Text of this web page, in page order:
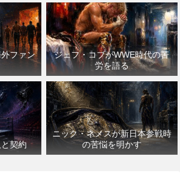
ファン
ジェフ・コブがWWE時代の苦
労を語る
契約
ニック・ネメスが新日本参戦時
の苦悩を明かす